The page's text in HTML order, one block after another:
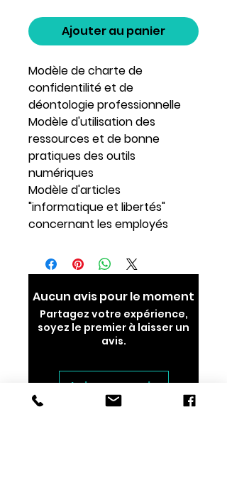
Ajouter au panier
Modèle de charte de
confidentilité et de
déontologie professionnelle
Modèle d'utilisation des
ressources et de bonne
pratiques des outils
numériques
Modèle d'articles
"informatique et libertés"
concernant les employés
Aucun avis pour le moment
Partagez votre expérience,
soyez le premier à laisser un
avis.
Laisser un avis